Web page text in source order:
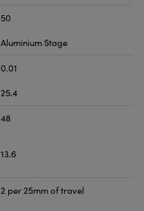
50
Aluminium Stage
0.01
25.4
48
13.6
2 per 25mm of travel